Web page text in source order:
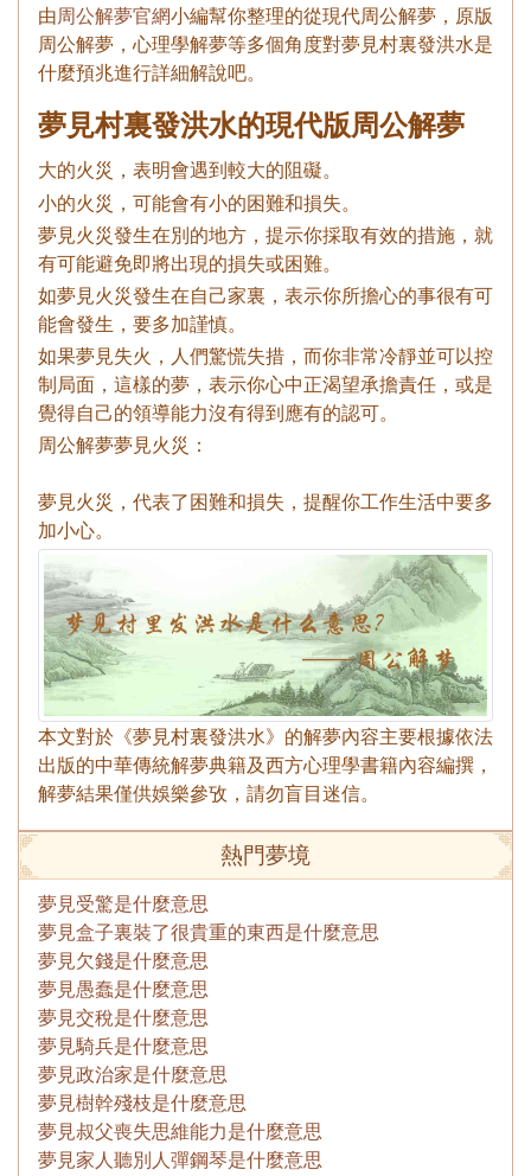
由周公解夢官網小編幫你整理的從現代周公解夢，原版
周公解夢，心理學解夢等多個角度對夢見村裏發洪水是
什麼預兆進行詳細解說吧。
夢見村裏發洪水的現代版周公解夢
大的火災，表明會遇到較大的阻礙。
小的火災，可能會有小的困難和損失。
夢見火災發生在別的地方，提示你採取有效的措施，就
有可能避免即將出現的損失或困難。
如夢見火災發生在自己家裏，表示你所擔心的事很有可
能會發生，要多加謹慎。
如果夢見失火，人們驚慌失措，而你非常冷靜並可以控
制局面，這樣的夢，表示你心中正渴望承擔責任，或是
覺得自己的領導能力沒有得到應有的認可。
周公解夢夢見火災：
夢見火災，代表了困難和損失，提醒你工作生活中要多
加小心。
本文對於《夢見村裏發洪水》的解夢內容主要根據依法
出版的中華傳統解夢典籍及西方心理學書籍內容編撰，
解夢結果僅供娛樂參攷，請勿盲目迷信。
熱門夢境
夢見受驚是什麼意思
夢見盒子裏裝了很貴重的東西是什麼意思
夢見欠錢是什麼意思
夢見愚蠢是什麼意思
夢見交稅是什麼意思
夢見騎兵是什麼意思
夢見政治家是什麼意思
夢見樹幹殘枝是什麼意思
夢見叔父喪失思維能力是什麼意思
夢見家人聽別人彈鋼琴是什麼意思